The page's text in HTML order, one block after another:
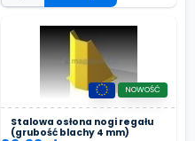
Stalowa osłona nogi regału
(grubość blachy 4 mm)
NOWOŚĆ